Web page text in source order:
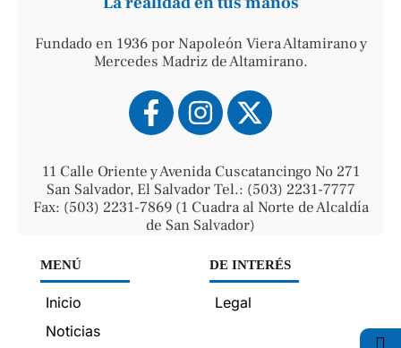
Fundado en 1936 por Napoleón Viera Altamirano y
Mercedes Madriz de Altamirano.
11 Calle Oriente y Avenida Cuscatancingo No 271
San Salvador, El Salvador Tel.: (503) 2231-7777
Fax: (503) 2231-7869 (1 Cuadra al Norte de Alcaldía
de San Salvador)
MENÚ
Inicio
Noticias
DE INTERÉS
Legal